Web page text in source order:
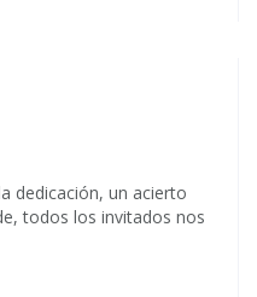
dedicación, un acierto
todos los invitados nos